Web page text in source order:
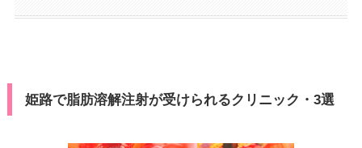
姫路で脂肪溶解注射が受けられるクリニック・3選